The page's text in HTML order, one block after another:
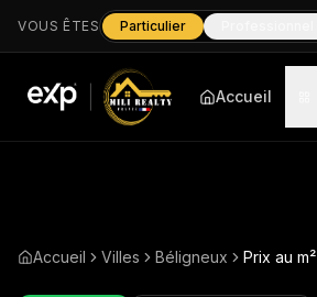
VOUS ÊTES Particulier
Accueil
Accueil Villes Béligneux Prix au m²